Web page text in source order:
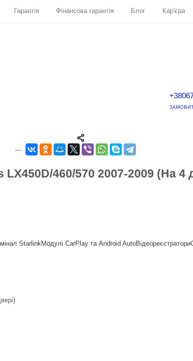
Гарантія Фінансова гарантія Блог Кар'єра
460/570 2007-2009 (На 4
StarlinkМодулі CarPlay та Android AutoВідеореєстратори